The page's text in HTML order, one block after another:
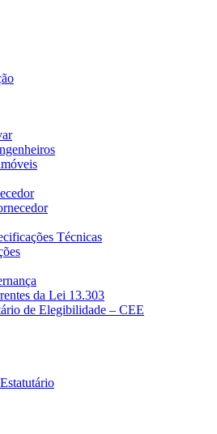
Técnicas
da Lei 13.303
de Elegibilidade – CEE